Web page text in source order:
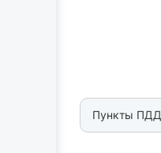
Пункты ПДД